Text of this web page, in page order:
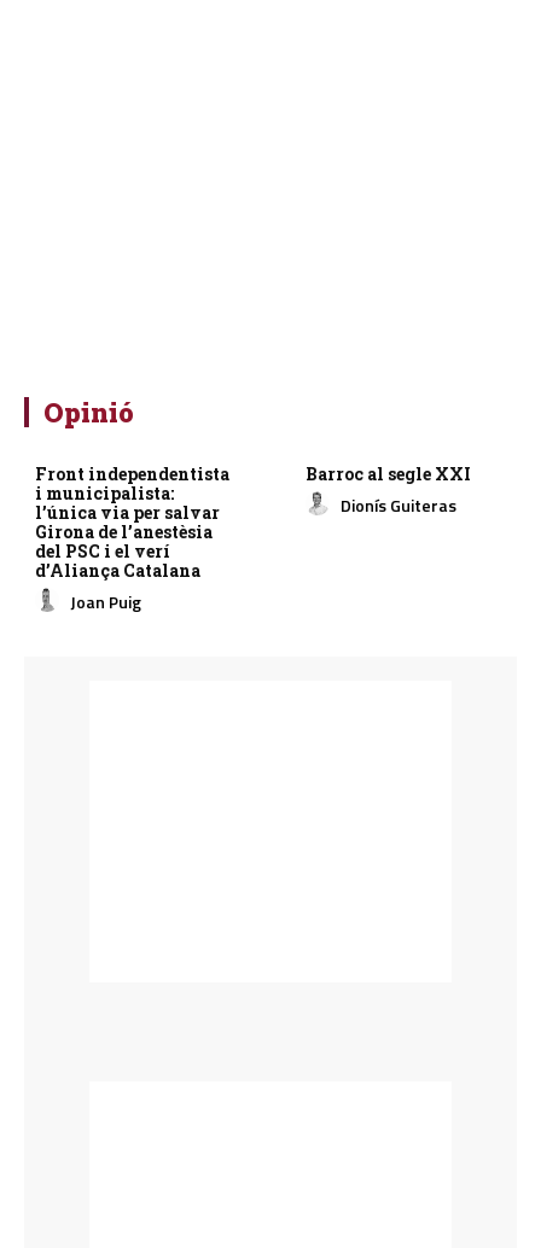
Opinió
Front independentista
i municipalista:
l’única via per salvar
Girona de l’anestèsia
del PSC i el verí
d’Aliança Catalana
Joan Puig
Barroc al segle XXI
Dionís Guiteras